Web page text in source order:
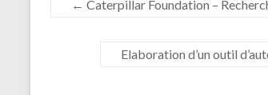
← Caterpillar Foundation –
Elaboration d’un outil